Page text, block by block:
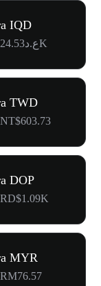
IQD
Conversão de 1 BMNRON para ع.د24.53K
TWD
DOP
MYR